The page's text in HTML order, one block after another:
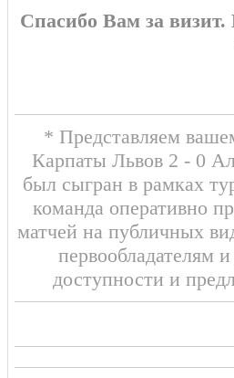
Алкаин , Алексей
Спасибо Вам за
* Представляем
Карпаты Львов 2 - 0
был сыгран в рамках
команда оперативно
матчей на публичных
первообладателям
доступности и